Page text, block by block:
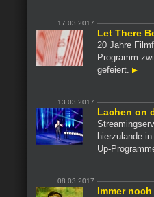
17.03.2017
Let There
20 Jahre
Programm
gefeiert.
13.03.2017
Lachen on
hierzulande
Up-
08.03.2017
Immer